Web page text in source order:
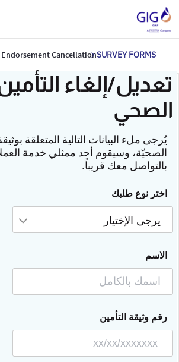
SURVEY FORMS
Endorsement Cancellation
تعديل/إلغاء
الصحي
يُرجى ملء البيانات التالية المتعلقة
الصحيّة، وسيقوم أحد ممثلي خدمة
بالتواصل معك قريباً.
اختر نوع طلبك
يرجى الإختيار
الاسم
رقم وثيقة التأمين